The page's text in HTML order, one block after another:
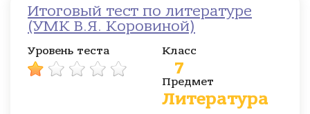
Итоговый тест по литературе
(УМК В.Я. Коровиной)
Уровень теста Класс
7
Предмет
Литература